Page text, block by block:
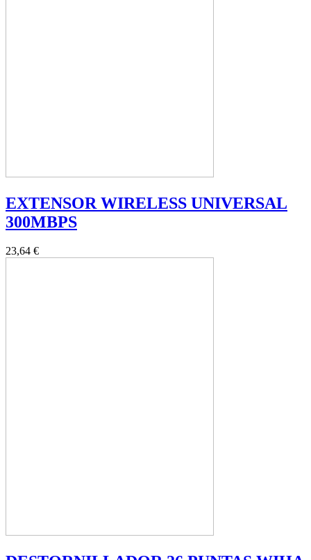
EXTENSOR WIRELESS UNIVERSAL
300MBPS
23,64 €